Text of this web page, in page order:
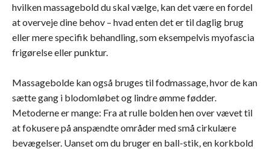
hvilken massagebold du skal vælge, kan det være en fordel
at overveje dine behov – hvad enten det er til daglig brug
eller mere specifik behandling, som eksempelvis myofascia
frigørelse eller punktur.
Massagebolde kan også bruges til fodmassage, hvor de kan
sætte gang i blodomløbet og lindre ømme fødder.
Metoderne er mange: Fra at rulle bolden hen over vævet til
at fokusere på anspændte områder med små cirkulære
bevægelser. Uanset om du bruger en ball-stik, en korkbold